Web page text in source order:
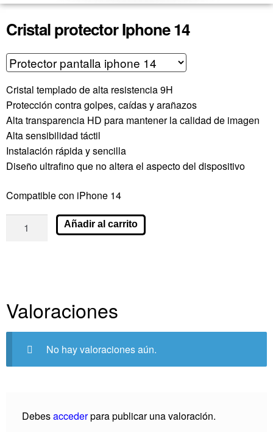
Cristal protector Iphone 14
Cristal templado de alta resistencia 9H
Protección contra golpes, caídas y arañazos
Alta transparencia HD para mantener la calidad de imagen
Alta sensibilidad táctil
Instalación rápida y sencilla
Diseño ultrafino que no altera el aspecto del dispositivo
Compatible con iPhone 14
Añadir al carrito
Valoraciones
No hay valoraciones aún.
Debesaccederpara publicar una valoración.